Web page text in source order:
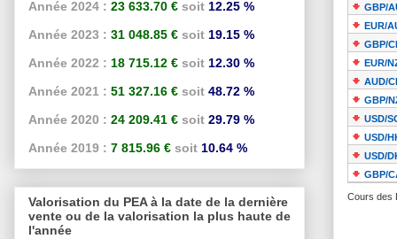
Cours des
Année 2024 : 23 633.70 € soit 12.25 %
Année 2023 : 31 048.85 € soit 19.15 %
Année 2022 : 18 715.12 € soit 12.30 %
Année 2021 : 51 327.16 € soit 48.72 %
Année 2020 : 24 209.41 € soit 29.79 %
Année 2019 : 7 815.96 € soit 10.64 %
Valorisation du PEA à la date de la dernière
vente ou de la valorisation la plus haute de
l'année